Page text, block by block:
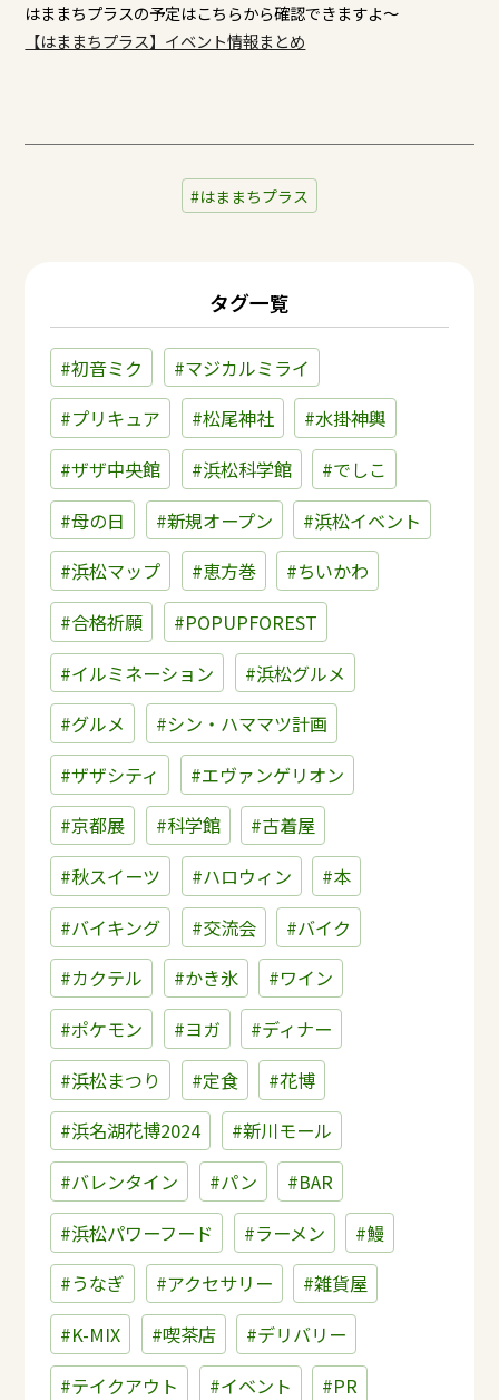
はままちプラスの予定はこちらから確認できますよ～
【はままちプラス】イベント情報まとめ
はままちプラス
タグ一覧
#初音ミク
#マジカルミライ
#プリキュア
#松尾神社
#水掛神輿
#ザザ中央館
#浜松科学館
#でしこ
#母の日
#新規オープン
#浜松イベント
#浜松マップ
#恵方巻
#ちいかわ
#合格祈願
#POPUPFOREST
#イルミネーション
#浜松グルメ
#グルメ
#シン・ハママツ計画
#ザザシティ
#エヴァンゲリオン
#京都展
#科学館
#古着屋
#秋スイーツ
#ハロウィン
#本
#バイキング
#交流会
#バイク
#カクテル
#かき氷
#ワイン
#ポケモン
#ヨガ
#ディナー
#浜松まつり
#定食
#花博
#浜名湖花博2024
#新川モール
#バレンタイン
#パン
#BAR
#浜松パワーフード
#ラーメン
#鰻
#うなぎ
#アクセサリー
#雑貨屋
#K-MIX
#喫茶店
#デリバリー
#テイクアウト
#イベント
#PR